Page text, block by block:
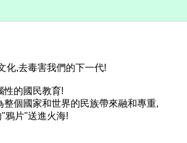
化,去毒害我們的下一代!
性的國民教育!
個國家和世界的民族帶來融和專重,
鴉片"送進火海!